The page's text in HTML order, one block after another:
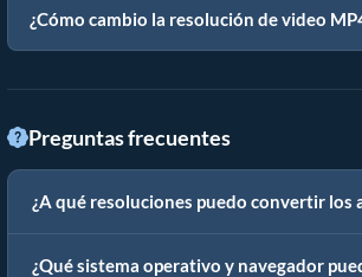
¿Cómo cambio la resolución de video
Preguntas frecuentes
¿A qué resoluciones puedo convertir los
¿Qué sistema operativo y navegador